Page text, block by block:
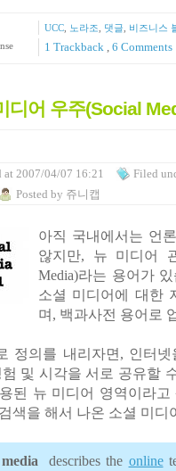
UCC, 노라조 댓글
비즈니스
1 Trackback 6 Comments
디어 우주(Social
at 2007/04/07 16:21 Filed
Posted by 쥬니캡
아직 국내에서는 언
않지만, 뉴 미디어
Media)라는 용어가
소셜 미디어에 대한
며, 백과사전 용어로
정의를 내리자면, 인터
및 시각을 서로 공유할
된 뉴 미디어 영역이라
색을 해서 나온 소셜 미
describes the online